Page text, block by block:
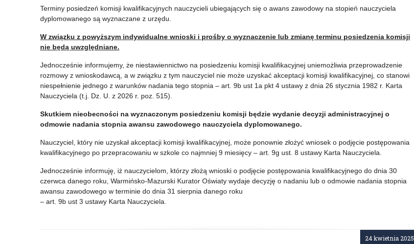
t
e
g
o
r
i
a
:
A
Terminy posiedzeń komisji kwalifikacyjnych nauczycieli ubiegających się o awans zawodowy na stopień nauczyciela
dyplomowanego są wyznaczane z urzędu.
W związku z powyższym indywidualne wnioski i prośby o wyznaczenie lub zmianę terminu posiedzenia komisji
nie będą uwzględniane.
Jednocześnie informujemy, że niestawiennictwo na posiedzeniu komisji kwalifikacyjnej uniemożliwia przeprowadzenie
rozmowy z wnioskodawcą, a w związku z tym nauczyciel nie może uzyskać akceptacji komisji kwalifikacyjnej, co stanowi
niespełnienie jednego z warunków nadania tego stopnia – art. 9b ust 1a pkt 4 ustawy z dnia 26 stycznia 1982 r. Karta
Nauczyciela (t.j. Dz. U. z 2026 r. poz. 515).
Skutkiem nieobecności na wyznaczonym posiedzeniu komisji będzie wydanie decyzji administracyjnej o
odmowie nadania stopnia awansu zawodowego nauczyciela dyplomowanego.
Nauczyciel, który nie uzyskał akceptacji komisji kwalifikacyjnej, może ponownie złożyć wniosek o podjęcie postępowania
kwalifikacyjnego po przepracowaniu w szkole co najmniej 9 miesięcy – art. 9g ust. 8 ustawy Karta Nauczyciela.
Jednocześnie informuję, iż nauczycielom, którzy złożą wnioski o podjęcie postępowania kwalifikacyjnego do dnia 30
czerwca danego roku, Warmińsko-Mazurski Kurator Oświaty wydaje decyzję o nadaniu lub o odmowie nadania stopnia
awansu zawodowego w terminie do dnia 31 sierpnia danego roku
– art. 9b ust 3 ustawy Karta Nauczyciela.
24 kwietnia 2025